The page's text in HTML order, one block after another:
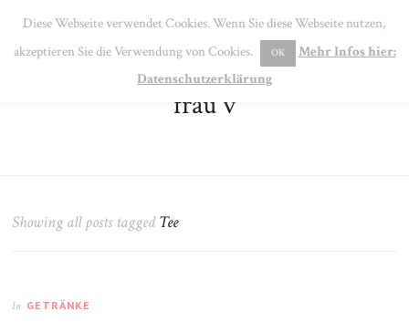
MENU
frau v
Showing all posts tagged Tee
In GETRÄNKE
Diese Webseite verwendet Cookies. Wenn Sie diese Webseite nutzen,
akzeptieren Sie die Verwendung von Cookies.
OK
Mehr Infos hier:
Datenschutzerklärung